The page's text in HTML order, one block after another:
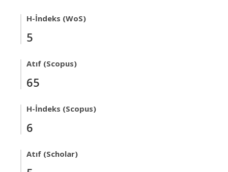
H-İndeks (WoS)
5
Atıf (Scopus)
65
H-İndeks (Scopus)
6
Atıf (Scholar)